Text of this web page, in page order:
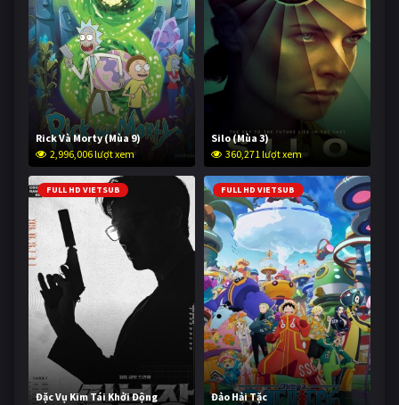
Rick Và Morty (Mùa 9)
2,996,006 lượt xem
Silo (Mùa 3)
360,271 lượt xem
FULL HD VIETSUB
Đặc Vụ Kim Tái Khởi Động
FULL HD VIETSUB
Đảo Hải Tặc